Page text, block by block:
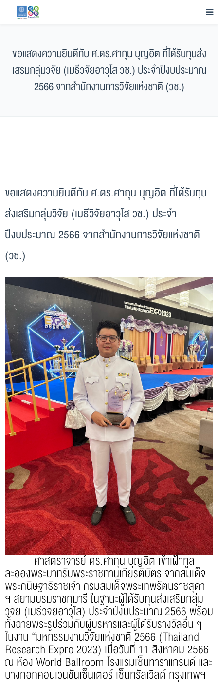
ขอแสดงความยินดีกับ ศ.ดร.ศากุน บุญอิต ที่ได้รับทุนส่ง
เสริมกลุ่มวิจัย (เมธีวิจัยอาวุโส วช.) ประจำปีงบประมาณ
2566 จากสำนักงานการวิจัยแห่งชาติ (วช.)
ขอแสดงความยินดีกับ ศ.ดร.ศากุน บุญอิต ที่ได้รับทุน
ส่งเสริมกลุ่มวิจัย (เมธีวิจัยอาวุโส วช.) ประจำ
ปีงบประมาณ 2566 จากสำนักงานการวิจัยแห่งชาติ
(วช.)
ศาสตราจารย์ ดร.ศากุน บุญอิต เข้าเฝ้าทูล
ละอองพระบาทรับพระราชทานเกียรติบัตร จากสมเด็จ
พระกนิษฐาธิราชเจ้า กรมสมเด็จพระเทพรัตนราชสุดา
ฯ สยามบรมราชกุมารี ในฐานะผู้ได้รับทุนส่งเสริมกลุ่ม
วิจัย (เมธีวิจัยอาวุโส) ประจำปีงบประมาณ 2566 พร้อม
ทั้งฉายพระรูปร่วมกับผู้บริหารและผู้ได้รับรางวัลอื่น ๆ
ในงาน “มหกรรมงานวิจัยแห่งชาติ 2566 (Thailand
Research Expro 2023) เมื่อวันที่ 11 สิงหาคม 2566
ณ ห้อง World Ballroom โรงแรมเซ็นทาราแกรนด์ และ
บางกอกคอนเวนชันเซ็นเตอร์ เซ็นทรัลเวิลด์ กรุงเทพฯ